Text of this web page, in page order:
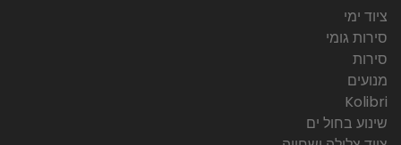
ציוד ימי
סירות גומי
סירות
מנועים
Kolibri
שינוע בחול ים